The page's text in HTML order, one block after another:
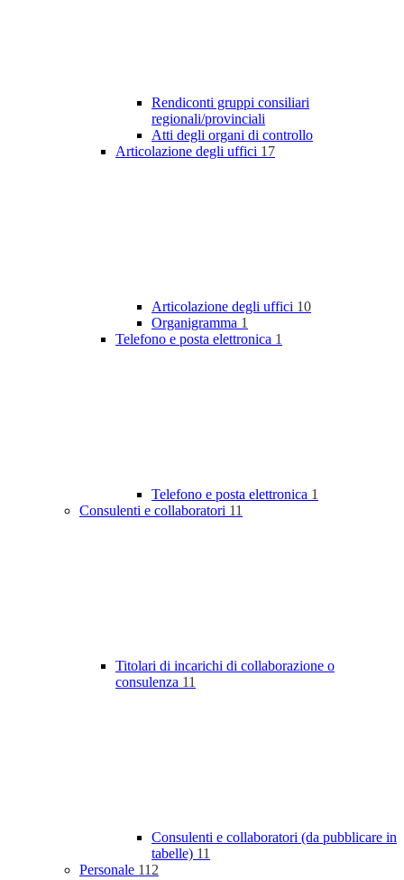
Rendiconti gruppi consiliari
regionali/provinciali
Atti degli organi di controllo
Articolazione degli uffici 17
Articolazione degli uffici 10
Organigramma 1
Telefono e posta elettronica 1
Telefono e posta elettronica 1
Consulenti e collaboratori 11
Titolari di incarichi di collaborazione o
consulenza 11
Consulenti e collaboratori (da pubblicare in
tabelle) 11
Personale 112